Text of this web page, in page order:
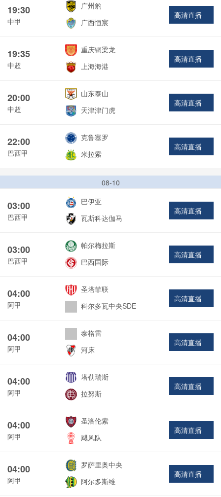
19:30
中甲
广州豹
广西恒宸
高清直播
19:35
中超
重庆铜梁龙
上海海港
高清直播
20:00
中超
山东泰山
天津津门虎
高清直播
22:00
巴西甲
克鲁塞罗
米拉索
高清直播
08-10
03:00
巴西甲
巴伊亚
瓦斯科达伽马
高清直播
03:00
巴西甲
帕尔梅拉斯
巴西国际
高清直播
04:00
阿甲
圣塔菲联
科尔多瓦中央SDE
高清直播
04:00
阿甲
泰格雷
河床
高清直播
04:00
阿甲
塔勒瑞斯
拉努斯
高清直播
04:00
阿甲
圣洛伦索
飓风队
高清直播
04:00
阿甲
罗萨里奥中央
阿尔多斯维
高清直播